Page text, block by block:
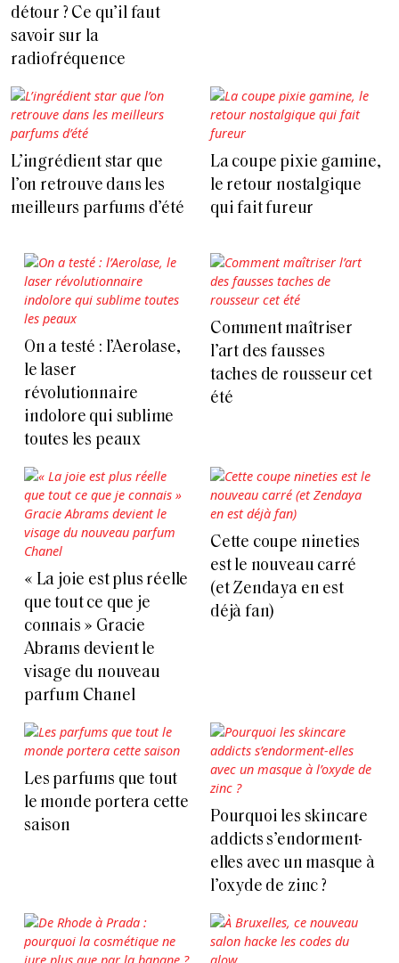
détour ? Ce qu’il faut
savoir sur la
radiofréquence
L’ingrédient star que
l’on retrouve dans les
meilleurs parfums d’été
La coupe pixie gamine,
le retour nostalgique
qui fait fureur
On a testé : l’Aerolase,
le laser
révolutionnaire
indolore qui sublime
toutes les peaux
Comment maîtriser
l’art des fausses
taches de rousseur cet
été
« La joie est plus réelle
que tout ce que je
connais » Gracie
Abrams devient le
visage du nouveau
parfum Chanel
Cette coupe nineties
est le nouveau carré
(et Zendaya en est
déjà fan)
Les parfums que tout
le monde portera cette
saison
Pourquoi les skincare
addicts s’endorment-
elles avec un masque à
l’oxyde de zinc ?